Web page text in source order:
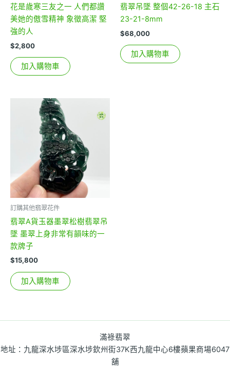
花是歲寒三友之一 人們都讚
美她的傲雪精神 象徵高潔 堅
強的人
$2,800
加入購物車
翡翠吊墜 整個42-26-18 主石
23-21-8mm
$68,000
加入購物車
訂購其他翡翠花件
翡翠A貨玉器墨翠松樹翡翠吊
墜 墨翠上身非常有韻味的一
款牌子
$15,800
加入購物車
滿祿翡翠
地址：九龍深水埗區深水埗欽州街37K西九龍中心6樓蘋果商場6047
舖